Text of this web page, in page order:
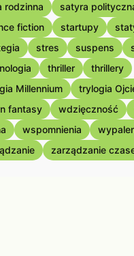
rodzinna
satyra
fiction
startupy
stres suspens
thriller
thrillery
Millennium
trylogia
fantasy
wdzięczność
wspomnienia
zarządzanie